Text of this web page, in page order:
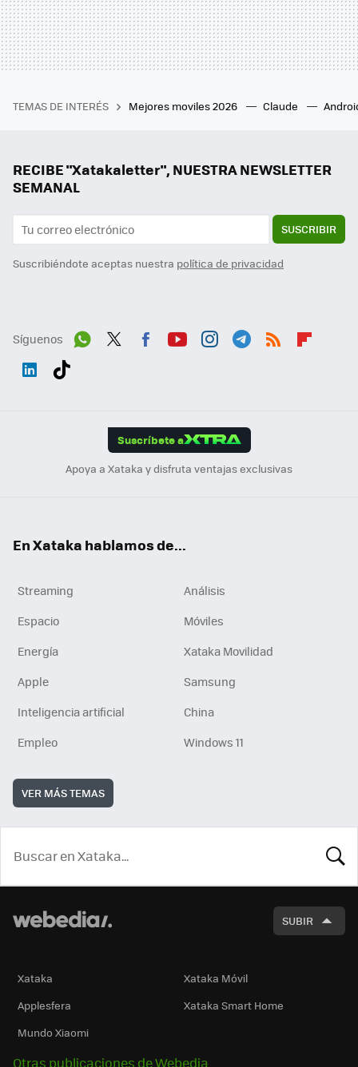
TEMAS DE INTERÉS Mejores moviles 2026 Claude
RECIBE "Xatakaletter", NUESTRA NEWSLETTER
SEMANAL
SUSCRIBIR
Suscribiéndote aceptas nuestra política de privacidad
Síguenos
Suscríbete a
Apoya a Xataka y disfruta ventajas exclusivas
En Xataka hablamos de...
Streaming
Análisis
Espacio
Móviles
Energía
Xataka Movilidad
Apple
Samsung
Inteligencia artificial
China
Empleo
Windows 11
VER MÁS TEMAS
SUBIR
Xataka
Xataka Móvil
Applesfera
Xataka Smart Home
Mundo Xiaomi
Otras publicaciones de Webedia